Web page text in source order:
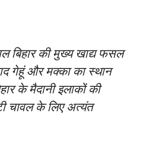
बिहार की मुख्य खाद्य फसल
गेहूं और मक्का का स्थान
के मैदानी इलाकों की
चावल के लिए अत्यंत